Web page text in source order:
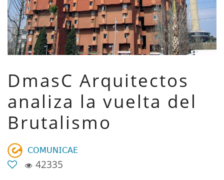
DmasC Arquitectos
analiza la vuelta del
Brutalismo
𝖢𝖮𝖬𝖴𝖭𝖨𝖢𝖠𝖤
42335